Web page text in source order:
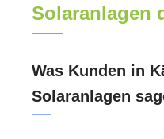
Solaranlagen
Was Kunden in
Solaranlagen